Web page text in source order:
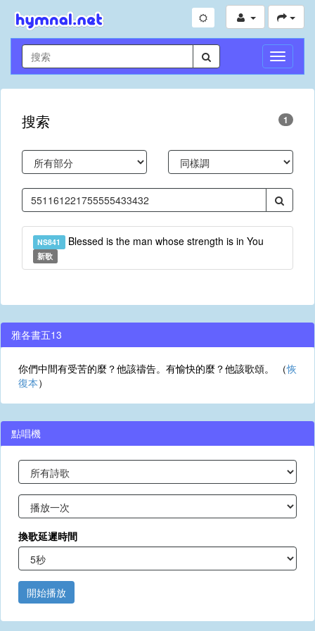
切
換
導
搜索 1
NS841 Blessed is the man whose strength is in You
新歌
雅各書五13
你們中間有受苦的麼？他該禱告。有愉快的麼？他該歌頌。 （恢
復本）
點唱機
換歌延遲時間
開始播放